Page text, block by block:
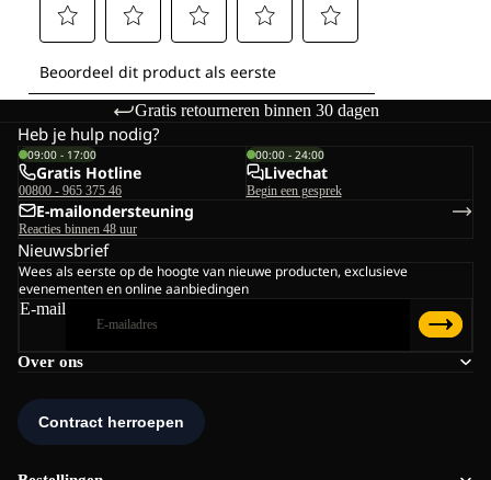
Gratis retourneren binnen 30 dagen
Over ons
Heb je hulp nodig?
09:00 - 17:00
Gratis Hotline
00800 - 965 375 46
00:00 - 24:00
Livechat
Begin een gesprek
E-mailondersteuning
Reacties binnen 48 uur
Nieuwsbrief
Wees als eerste op de hoogte van nieuwe producten, exclusieve
evenementen en online aanbiedingen
E-mail